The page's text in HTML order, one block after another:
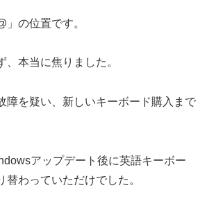
」の位置です。
、本当に焦りました。
障を疑い、新しいキーボード購入まで
アップデート後に英語キーボー
替わっていただけでした。